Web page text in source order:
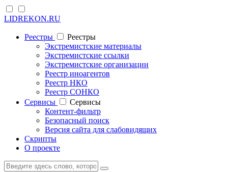
LIDREKON.RU
Реестры
Реестры
Экстремистские материалы
Экстремистские ссылки
Экстремистские организации
Реестр иноагентов
Реестр НКО
Реестр СОНКО
Cервисы
Cервисы
Контент-фильтр
Безопасный поиск
Версия сайта для слабовидящих
Скрипты
О проекте